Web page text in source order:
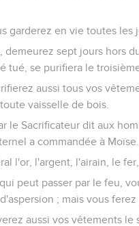
garderez en vie toutes
demeurez sept jours hors
tué, se purifiera le
aussi tous vos
vaisselle de bois.
le Sacrificateur dit aux
a commandée à Moïse.
l'or, l'argent, l'airain, le
peut passer par le feu,
; mais vous
aussi vos vêtements le